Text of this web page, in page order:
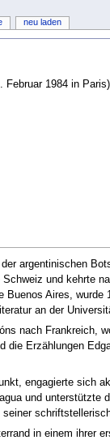
1984 in
argentinischen
und kehrte
Aires,
an der
nach Frankreich,
die Erzählungen
engagierte sich
und
in einem ihrer
neu laden